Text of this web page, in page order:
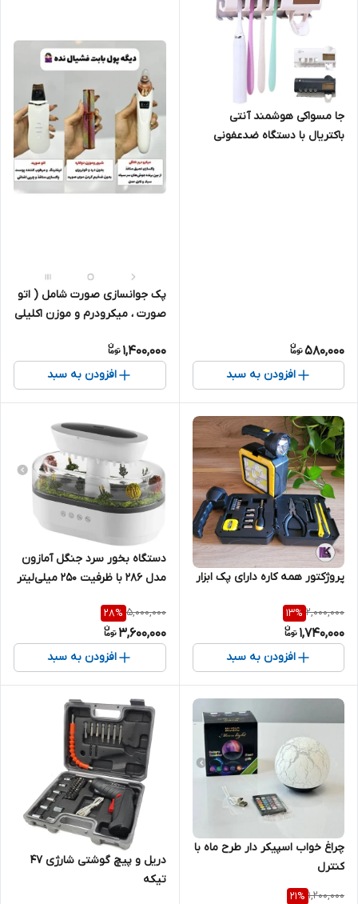
جا مسواکی هوشمند آنتی
باکتریال با دستگاه ضدعفونی
580,000
افزودن به سبد
پک جوانسازی صورت شامل ( اتو
صورت ، میکرودرم و موزن اکلیلی
1,400,000
افزودن به سبد
پروژکتور همه کاره دارای پک ابزار
2,000,000
13%
1,740,000
افزودن به سبد
دستگاه بخور سرد جنگل آمازون
مدل ۲۸۶ با ظرفیت ۲۵۰ میلی‌لیتر
5,000,000
28%
3,600,000
افزودن به سبد
چراغ خواب اسپیکر دار طرح ماه با
کنترل
1,200,000
21%
دریل و پیچ گوشتی شارژی 47
تیکه